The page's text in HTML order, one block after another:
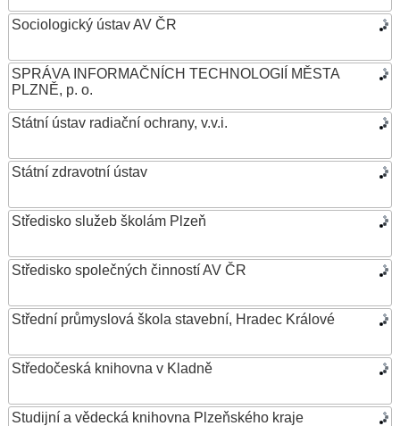
Sociologický ústav AV ČR
SPRÁVA INFORMAČNÍCH TECHNOLOGIÍ MĚSTA
PLZNĚ, p. o.
Státní ústav radiační ochrany, v.v.i.
Státní zdravotní ústav
Středisko služeb školám Plzeň
Středisko společných činností AV ČR
Střední průmyslová škola stavební, Hradec Králové
Středočeská knihovna v Kladně
Studijní a vědecká knihovna Plzeňského kraje